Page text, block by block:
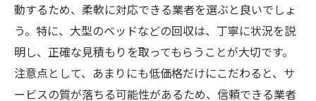
動するため、柔軟に対応できる業者を選ぶと良いでしょ
う。特に、大型のベッドなどの回収は、丁寧に状況を説
明し、正確な見積もりを取ってもらうことが大切です。
注意点として、あまりにも低価格だけにこだわると、サ
ービスの質が落ちる可能性があるため、信頼できる業者